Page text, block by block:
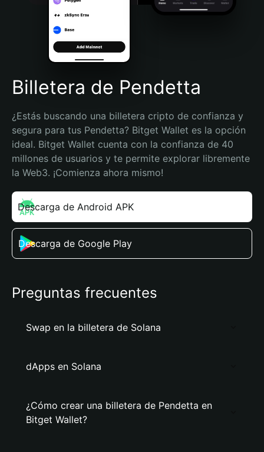
Português (Brasil)
Español (Argentina)
Billetera de Pendetta
¿Estás buscando una billetera cripto de confianza y
segura para tus Pendetta? Bitget Wallet es la opción
ideal. Bitget Wallet cuenta con la confianza de 40
millones de usuarios y te permite explorar libremente
la Web3. ¡Comienza ahora mismo!
Descarga de Android APK
Descarga de Google Play
Preguntas frecuentes
Swap en la billetera de Solana
dApps en Solana
¿Cómo crear una billetera de Pendetta en
Bitget Wallet?